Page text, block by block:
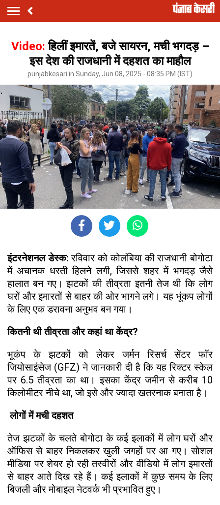
Video:हिलीं इमारतें, बजे सायरन, मची भगदड़ –
इस देश की राजधानी में दहशत का माहौल
punjabkesari.in Sunday, Jun 08, 2025 - 08:35 PM (IST)
इंटरनेशनल डेस्क: रविवार को कोलंबिया की राजधानी बोगोटा
में अचानक धरती हिलने लगी, जिससे शहर में भगदड़ जैसे
हालात बन गए। झटकों की तीव्रता इतनी तेज थी कि लोग
घरों और इमारतों से बाहर की ओर भागने लगे। यह भूंकप लोगों
के लिए एक डरावना अनुभव बन गया।
कितनी थी तीव्रता और कहां था केंद्र?
भूकंप के झटकों को लेकर जर्मन रिसर्च सेंटर फॉर
जियोसाइंसेज (GFZ) ने जानकारी दी है कि यह रिक्टर स्केल
पर 6.5 तीव्रता का था। इसका केंद्र जमीन से करीब 10
किलोमीटर नीचे था, जो इसे और ज्यादा खतरनाक बनाता है।
लोगों में मची दहशत
तेज झटकों के चलते बोगोटा के कई इलाकों में लोग घरों और
ऑफिस से बाहर निकलकर खुली जगहों पर आ गए। सोशल
मीडिया पर शेयर हो रही तस्वीरों और वीडियो में लोग इमारतों
से बाहर आते दिख रहे हैं। कई इलाकों में कुछ समय के लिए
बिजली और मोबाइल नेटवर्क भी प्रभावित हुए।